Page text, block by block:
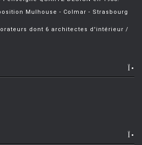
Mulhouse - Colmar - Strasbourg
dont 6 architectes d'intérieur /